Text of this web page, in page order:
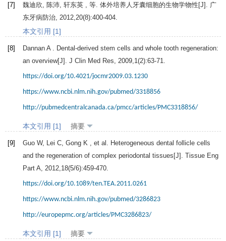
[7] 魏迪欣, 陈沛, 轩东英 , 等. 体外培养人牙囊细胞的生物学物性[J]. 广
东牙病防治 2012 20(8):400-404.
本文引用 [1]
[8] Dannan A . Dental-derived stem cells and whole tooth regeneration:
an overview[J]. J Clin Med Res 2009 1(2):63-71.
https://doi.org/10.4021/jocmr2009.03.1230
https://www.ncbi.nlm.nih.gov/pubmed/3318856
http://pubmedcentralcanada.ca/pmcc/articles/PMC3318856/
本文引用 [1] 摘要
[9] Guo W, Lei C Gong K , et al. Heterogeneous dental follicle cells
and the regeneration of complex periodontal tissues[J]. Tissue Eng
Part A
2012 18(5/6):459-470.
https://doi.org/10.1089/ten.TEA.2011.0261
https://www.ncbi.nlm.nih.gov/pubmed/3286823
http://europepmc.org/articles/PMC3286823/
本文引用 [1] 摘要